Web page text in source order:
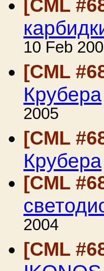
[CML
10 Feb
[CML
Крубера
2005
[CML
Крубера
[CML
2004
[CML